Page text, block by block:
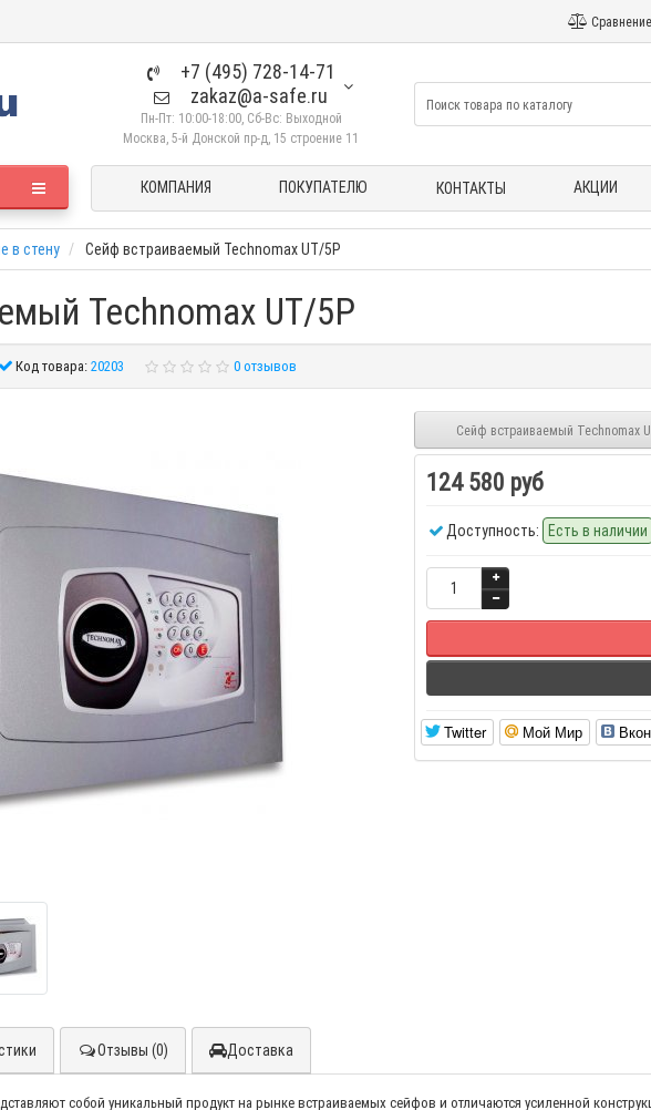
+7 (495) 728-14-71
zakaz@a-safe.ru
Пн-Пт: 10:00-18:00, Сб-Вс: Выходной
Москва, 5-й Донской пр-д, 15 строение 11
КОМПАНИЯ ПОКУПАТЕЛЮ КОНТАКТЫ АКЦИИ
в стену Сейф встраиваемый Technomax UT/5P
Technomax UT/5P
Код товара:20203 0 отзывов
Сейф встраиваемый Technomax
124 580 руб
Доступность: Есть в наличии
Twitter Мой Мир
Отзывы (0) Доставка
собой уникальный продукт на рынке встраиваемых сейфов и отличаются усиленной